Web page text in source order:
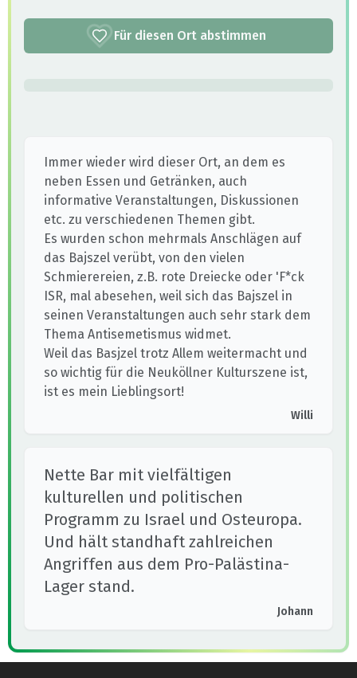
Für diesen Ort abstimmen
Immer wieder wird dieser Ort, an dem es
neben Essen und Getränken, auch
informative Veranstaltungen, Diskussionen
etc. zu verschiedenen Themen gibt.
Es wurden schon mehrmals Anschlägen auf
das Bajszel verübt, von den vielen
Schmierereien, z.B. rote Dreiecke oder 'F*ck
ISR, mal abesehen, weil sich das Bajszel in
seinen Veranstaltungen auch sehr stark dem
Thema Antisemetismus widmet.
Weil das Basjzel trotz Allem weitermacht und
so wichtig für die Neuköllner Kulturszene ist,
ist es mein Lieblingsort!
Willi
Nette Bar mit vielfältigen
kulturellen und politischen
Programm zu Israel und Osteuropa.
Und hält standhaft zahlreichen
Angriffen aus dem Pro-Palästina-
Lager stand.
Johann